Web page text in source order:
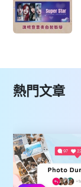
熱門文章